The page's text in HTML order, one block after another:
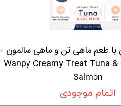
با طعم ماهی تن و ماهی سالمون -
بسته 5 عددی - Wanpy Creamy Treat Tuna &
Salmon
اتمام موجودی